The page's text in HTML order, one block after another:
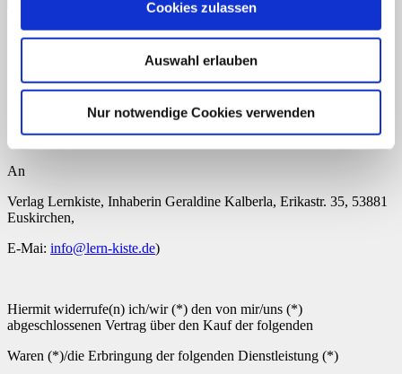
Cookies zulassen
Auswahl erlauben
Nur notwendige Cookies verwenden
Muster-Widerrufsformular
(Wenn Sie den Vertrag widerrufen wollen, dann füllen Sie bitte
dieses Formular aus und senden Sie es zurück.)
An
Verlag Lernkiste, Inhaberin Geraldine Kalberla, Erikastr. 35, 53881
Euskirchen,
E-Mai: info@lern-kiste.de)
Hiermit widerrufe(n) ich/wir (*) den von mir/uns (*)
abgeschlossenen Vertrag über den Kauf der folgenden
Waren (*)/die Erbringung der folgenden Dienstleistung (*)